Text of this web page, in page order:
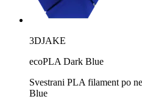
3DJAKE
ecoPLA Dark Blue
Svestrani PLA filament po
Blue